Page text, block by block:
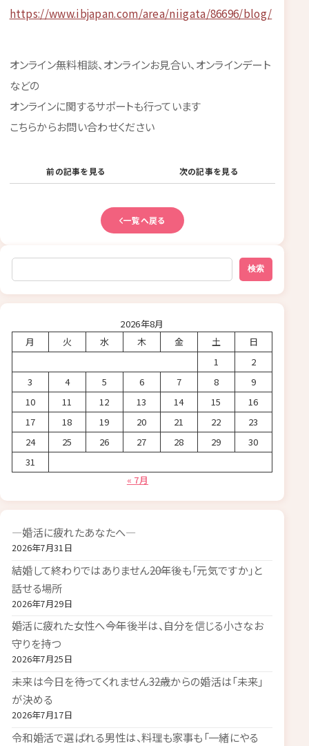
https://www.ibjapan.com/area/niigata/86696/blog/
オンライン無料相談、オンラインお見合い、オンラインデート
などの
オンラインに関するサポートも行っています
こちらからお問い合わせください
前の記事を見る 次の記事を見る
一覧へ戻る
検索
検索
2026年8月
月
火 水 木 金 土
日
1
2
3
4 5 6 7 8
9
10
11 12 13 14 15
16
17
18 19 20 21 22
23
24
25 26 27 28 29
30
31
« 7月
―婚活に疲れたあなたへ―
2026年7月31日
結婚して終わりではありません――20年後も「元気ですか」と
話せる場所
2026年7月29日
婚活に疲れた女性へ――今年後半は、自分を信じる小さなお
守りを持つ
2026年7月25日
未来は今日を待ってくれません――32歳からの婚活は「未来」
が決める
2026年7月17日
令和婚活で選ばれる男性は、料理も家事も「一緒にやる